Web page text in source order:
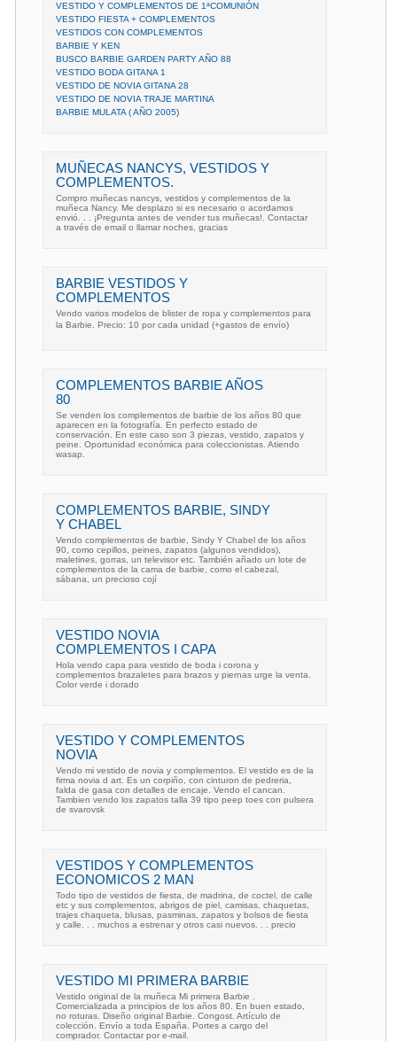
VESTIDO Y COMPLEMENTOS DE 1ªCOMUNIÓN
VESTIDO FIESTA + COMPLEMENTOS
VESTIDOS CON COMPLEMENTOS
BARBIE Y KEN
BUSCO BARBIE GARDEN PARTY AÑO 88
VESTIDO BODA GITANA 1
VESTIDO DE NOVIA GITANA 28
VESTIDO DE NOVIA TRAJE MARTINA
BARBIE MULATA ( AÑO 2005)
MUÑECAS NANCYS, VESTIDOS Y
COMPLEMENTOS.
Compro muñecas nancys, vestidos y complementos de la
muñeca Nancy. Me desplazo si es necesario o acordamos
envió. . . ¡Pregunta antes de vender tus muñecas!. Contactar
a través de email o llamar noches, gracias
BARBIE VESTIDOS Y
COMPLEMENTOS
Vendo varios modelos de blister de ropa y complementos para
la Barbie. Precio: 10 por cada unidad (+gastos de envío)
COMPLEMENTOS BARBIE AÑOS
80
Se venden los complementos de barbie de los años 80 que
aparecen en la fotografía. En perfecto estado de
conservación. En este caso son 3 piezas, vestido, zapatos y
peine. Oportunidad económica para coleccionistas. Atiendo
wasap.
COMPLEMENTOS BARBIE, SINDY
Y CHABEL
Vendo complementos de barbie, Sindy Y Chabel de los años
90, como cepillos, peines, zapatos (algunos vendidos),
maletines, gorras, un televisor etc. También añado un lote de
complementos de la cama de barbie, como el cabezal,
sábana, un precioso cojí
VESTIDO NOVIA
COMPLEMENTOS I CAPA
Hola vendo capa para vestido de boda i corona y
complementos brazaletes para brazos y piernas urge la venta.
Color verde i dorado
VESTIDO Y COMPLEMENTOS
NOVIA
Vendo mi vestido de novia y complementos. El vestido es de la
firma novia d art. Es un corpiño, con cinturon de pedreria,
falda de gasa con detalles de encaje. Vendo el cancan.
Tambien vendo los zapatos talla 39 tipo peep toes con pulsera
de svarovsk
VESTIDOS Y COMPLEMENTOS
ECONOMICOS 2 MAN
Todo tipo de vestidos de fiesta, de madrina, de coctel, de calle
etc y sus complementos, abrigos de piel, camisas, chaquetas,
trajes chaqueta, blusas, pasminas, zapatos y bolsos de fiesta
y calle. . . muchos a estrenar y otros casi nuevos. . . precio
VESTIDO MI PRIMERA BARBIE
Vestido original de la muñeca Mi primera Barbie .
Comercializada a principios de los años 80. En buen estado,
no roturas. Diseño original Barbie. Congost. Artículo de
colección. Envío a toda España. Portes a cargo del
comprador. Contactar por e-mail.